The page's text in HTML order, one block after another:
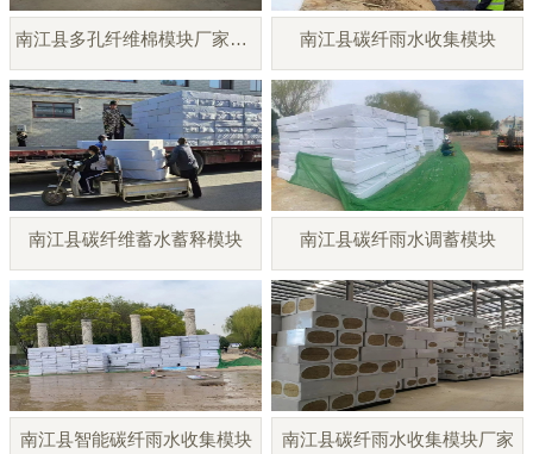
南江县多孔纤维棉模块厂家直销 南江县碳纤雨水收集模块
南江县碳纤维蓄水蓄释模块 南江县碳纤雨水调蓄模块
南江县智能碳纤雨水收集模块 南江县碳纤雨水收集模块厂家